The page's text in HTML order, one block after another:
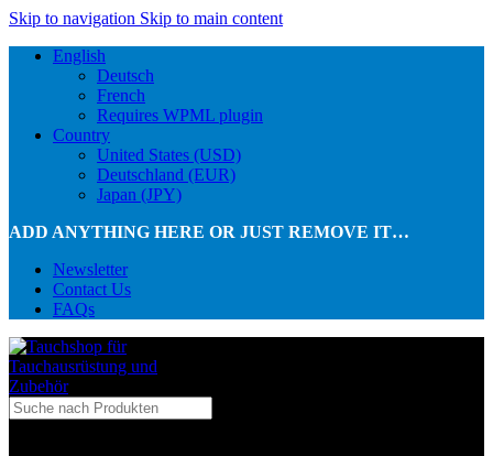
Skip to navigation Skip to main content
English
Deutsch
French
Requires WPML plugin
Country
United States (USD)
Deutschland (EUR)
Japan (JPY)
ADD ANYTHING HERE OR JUST REMOVE IT…
Newsletter
Contact Us
FAQs